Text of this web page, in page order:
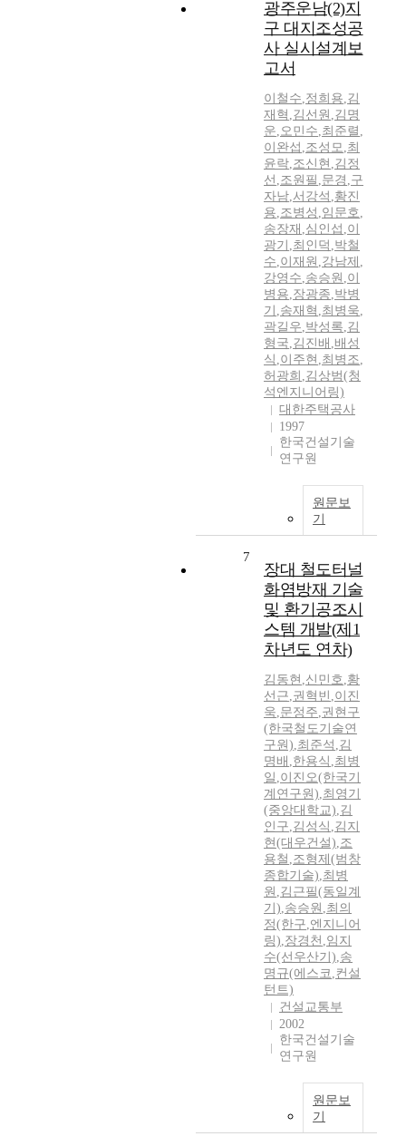
광주운남(2)지
구 대지조성공
사 실시설계보
고서
이철수,정희용,김
재혁 ,김선원 ,김명
운,오민수,최준렬 ,
이완섭 ,조성모,최
윤락,조신현 ,김정
선 ,조원필 ,문경 ,구
자남,서강석 ,황진
용,조병성 ,임문호,
송장재 ,심인섭 ,이
광기 ,최인덕 ,박철
수,이재원 ,강남제 ,
강영수,송승원 ,이
병용,장광종,박병
기 ,송재혁 ,최병욱,
곽길우,박성록,김
형국,김진배 ,배성
식 ,이주현 ,최병조,
허광희 ,김상범(청
석엔지니어링)
대한주택공사
1997
한국건설기술
연구원
원문보
기
7
장대 철도터널
화염방재 기술
및 환기공조시
스템 개발(제1
차년도 연차)
김동현 ,신민호,황
선근,권혁빈 ,이진
욱,문정주,권현구
(한국철도기술연
구원),최준석 ,김
명배 ,한용식 ,최병
일 ,이진오(한국기
계연구원),최영기
(중앙대학교),김
인구,김성식 ,김지
현(대우건설),조
용철 ,조형제(범창
종합기술),최병
원 ,김근필(동일계
기),송승원 ,최의
정(한구,엔지니어
링),장경천 ,임지
수(선우산기),송
명규(에스코, 컨설
턴트)
건설교통부
2002
한국건설기술
연구원
원문보
기